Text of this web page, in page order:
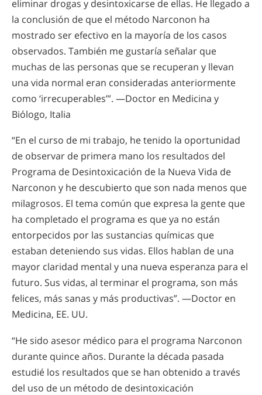
eliminar drogas y desintoxicarse de ellas. He llegado a
la conclusión de que el método Narconon ha
mostrado ser efectivo en la mayoría de los casos
observados. También me gustaría señalar que
muchas de las personas que se recuperan y llevan
una vida normal eran consideradas anteriormente
como ‘irrecuperables’”. —Doctor en Medicina y
Biólogo, Italia
“En el curso de mi trabajo, he tenido la oportunidad
de observar de primera mano los resultados del
Programa de Desintoxicación de la Nueva Vida de
Narconon y he descubierto que son nada menos que
milagrosos. El tema común que expresa la gente que
ha completado el programa es que ya no están
entorpecidos por las sustancias químicas que
estaban deteniendo sus vidas. Ellos hablan de una
mayor claridad mental y una nueva esperanza para el
futuro. Sus vidas, al terminar el programa, son más
felices, más sanas y más productivas”. —Doctor en
Medicina, EE. UU.
“He sido asesor médico para el programa Narconon
durante quince años. Durante la década pasada
estudié los resultados que se han obtenido a través
del uso de un método de desintoxicación